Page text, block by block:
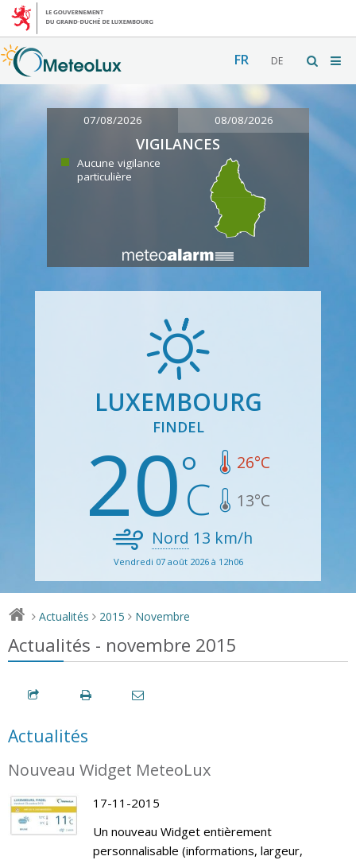
FR DE
07/08/2026 08/08/2026
VIGILANCES
Aucune vigilance
particulière
LUXEMBOURG
FINDEL
20 26°C
13°C
Nord 13 km/h
Vendredi 07 août 2026 à 12h06
> Actualités > 2015 > Novembre
Actualités - novembre 2015
Actualités
Nouveau Widget MeteoLux
17-11-2015
Un nouveau Widget entièrement
personnalisable (informations, largeur,